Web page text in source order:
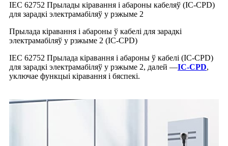
IEC 62752 Прылады кіравання і абароны кабеляў (IC-CPD)
для зарадкі электрамабіляў у рэжыме 2
Прылада кіравання і абароны ў кабелі для зарадкі
электрамабіляў у рэжыме 2 (IC-CPD)
IEC 62752 Прылада кіравання і абароны ў кабелі (IC-CPD)
для зарадкі электрамабіляў у рэжыме 2, далей —IC-CPD,
уключае функцыі кіравання і бяспекі.